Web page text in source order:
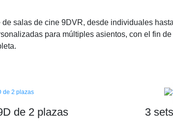
salas de cine 9DVR, desde individuales
para múltiples asientos, con el fin
de 2 plazas 3